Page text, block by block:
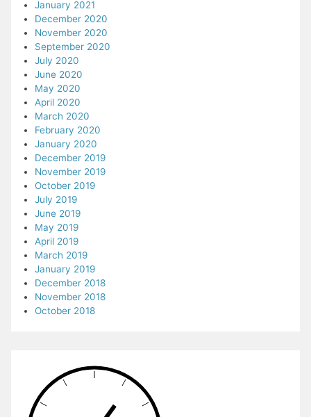
January 2021
December 2020
November 2020
September 2020
July 2020
June 2020
May 2020
April 2020
March 2020
February 2020
January 2020
December 2019
November 2019
October 2019
July 2019
June 2019
May 2019
April 2019
March 2019
January 2019
December 2018
November 2018
October 2018